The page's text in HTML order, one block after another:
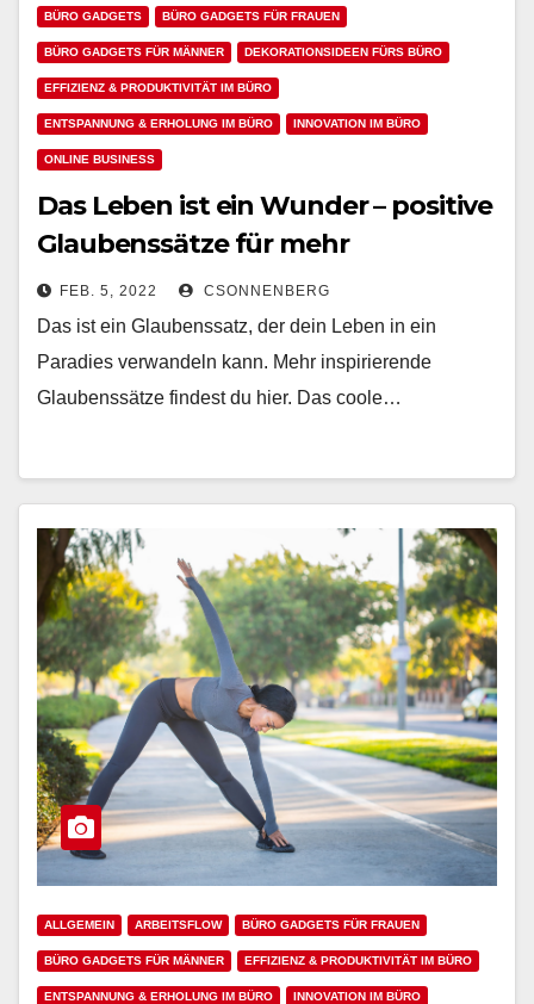
BÜRO GADGETS BÜRO GADGETS FÜR FRAUEN
BÜRO GADGETS FÜR MÄNNER DEKORATIONSIDEEN FÜRS BÜRO
EFFIZIENZ & PRODUKTIVITÄT IM BÜRO
ENTSPANNUNG & ERHOLUNG IM BÜRO INNOVATION IM BÜRO
ONLINE BUSINESS
Das Leben ist ein Wunder – positive
Glaubenssätze für mehr
Zufriedenheit & Produktivität im
Job
FEB. 5, 2022 CSONNENBERG
Das ist ein Glaubenssatz, der dein Leben in ein
Paradies verwandeln kann. Mehr inspirierende
Glaubenssätze findest du hier. Das coole…
ALLGEMEIN ARBEITSFLOW BÜRO GADGETS FÜR FRAUEN
BÜRO GADGETS FÜR MÄNNER EFFIZIENZ & PRODUKTIVITÄT IM BÜRO
ENTSPANNUNG & ERHOLUNG IM BÜRO INNOVATION IM BÜRO